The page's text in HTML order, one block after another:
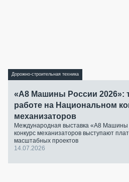
Дорожно-строительная техника
«А8 Машины России 2026»:
работе на Национальном
механизаторов
Международная выставка «А8
конкурс механизаторов выступают
масштабных проектов
14.07.2026